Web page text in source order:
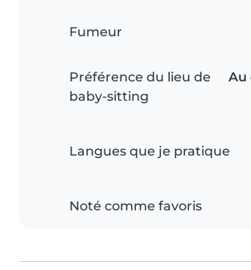
Fumeur
Préférence du lieu de
baby-sitting
Au
Langues que je pratique
Noté comme favoris